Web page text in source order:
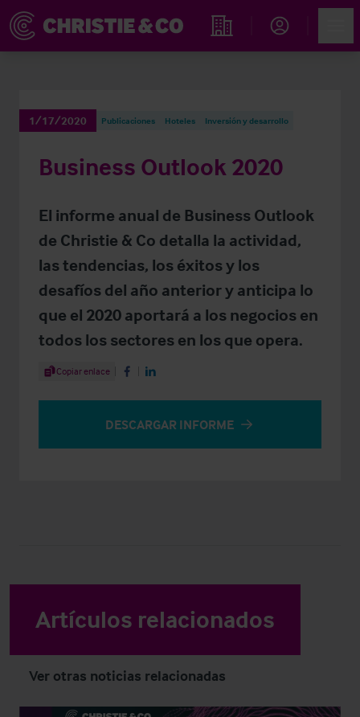
Propiedades
1/17/2020 Publicaciones Hoteles Inversión y desarrollo
Business Outlook 2020
El informe anual de Business Outlook
de Christie & Co detalla la actividad,
las tendencias, los éxitos y los
desafíos del año anterior y anticipa lo
que el 2020 aportará a los negocios en
todos los sectores en los que opera.
Share Article
Copiar enlace Share on Facebook
Share on LinkedIn
DESCARGAR INFORME
Artículos relacionados
Ver otras noticias relacionadas